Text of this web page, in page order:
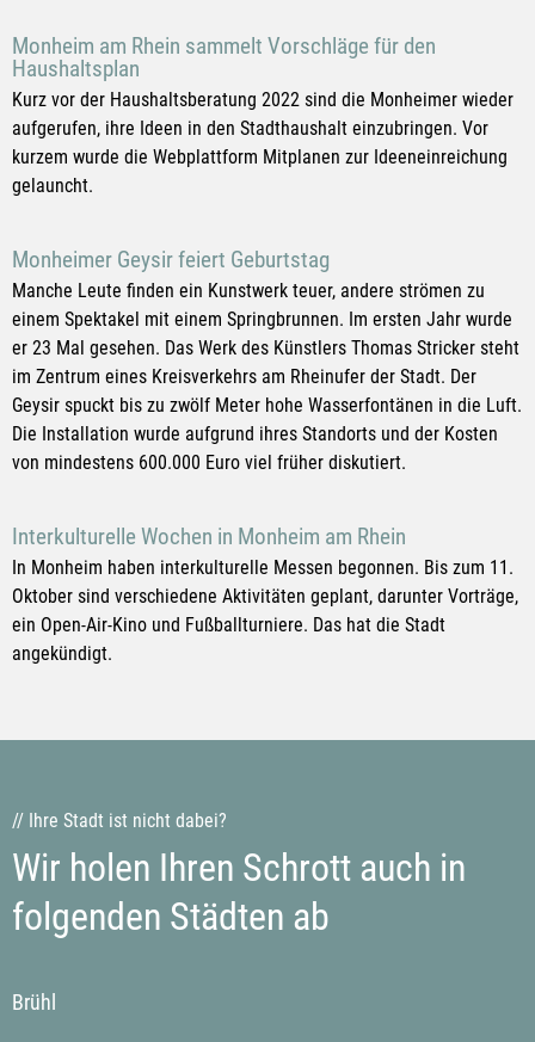
Monheim am Rhein sammelt Vorschläge für den
Haushaltsplan
Kurz vor der Haushaltsberatung 2022 sind die Monheimer wieder
aufgerufen, ihre Ideen in den Stadthaushalt einzubringen. Vor
kurzem wurde die Webplattform Mitplanen zur Ideeneinreichung
gelauncht.
Monheimer Geysir feiert Geburtstag
Manche Leute finden ein Kunstwerk teuer, andere strömen zu
einem Spektakel mit einem Springbrunnen. Im ersten Jahr wurde
er 23 Mal gesehen. Das Werk des Künstlers Thomas Stricker steht
im Zentrum eines Kreisverkehrs am Rheinufer der Stadt. Der
Geysir spuckt bis zu zwölf Meter hohe Wasserfontänen in die Luft.
Die Installation wurde aufgrund ihres Standorts und der Kosten
von mindestens 600.000 Euro viel früher diskutiert.
Interkulturelle Wochen in Monheim am Rhein
In Monheim haben interkulturelle Messen begonnen. Bis zum 11.
Oktober sind verschiedene Aktivitäten geplant, darunter Vorträge,
ein Open-Air-Kino und Fußballturniere. Das hat die Stadt
angekündigt.
// Ihre Stadt ist nicht dabei?
Wir holen Ihren Schrott auch in
folgenden Städten ab
Brühl